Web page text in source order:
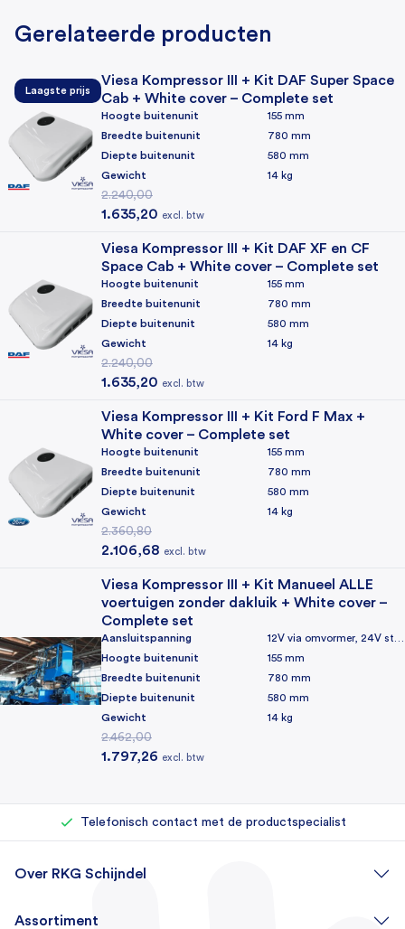
Gerelateerde producten
Laagste prijs
Viesa Kompressor III + Kit DAF Super Space
Cab + White cover – Complete set
Hoogte buitenunit
155 mm
Breedte buitenunit
780 mm
Diepte buitenunit
580 mm
Gewicht
14 kg
2.240,00
Oorspronkelijke prijs was: 2.240,00.
1.635,20 excl. btw
Viesa Kompressor III + Kit DAF XF en CF
Space Cab + White cover – Complete set
Hoogte buitenunit
155 mm
Breedte buitenunit
780 mm
Diepte buitenunit
580 mm
Gewicht
14 kg
2.240,00
Oorspronkelijke prijs was: 2.240,00.
1.635,20 excl. btw
Viesa Kompressor III + Kit Ford F Max +
White cover – Complete set
Hoogte buitenunit
155 mm
Breedte buitenunit
780 mm
Diepte buitenunit
580 mm
Gewicht
14 kg
2.360,80
Oorspronkelijke prijs was: 2.360,80.
2.106,68 excl. btw
Viesa Kompressor III + Kit Manueel ALLE
voertuigen zonder dakluik + White cover –
Complete set
Aansluitspanning
Hoogte buitenunit
155 mm
Breedte buitenunit
780 mm
Diepte buitenunit
580 mm
Gewicht
14 kg
2.462,00
Oorspronkelijke prijs was: 2.462,00.
1.797,26 excl. btw
Eigen reparatieafdeling (500+ reparaties per jaar)
Telefonisch contact met de productspecialist
Over RKG Schijndel
Assortiment